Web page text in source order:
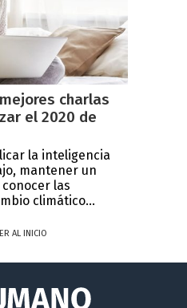
charlas
el 2020 de
la inteligencia
mantener un
las
climático...
AL INICIO